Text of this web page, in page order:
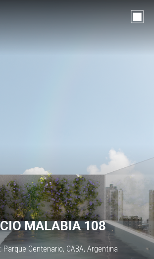
MALABIA 108
Parque Centenario, CABA, Argentina